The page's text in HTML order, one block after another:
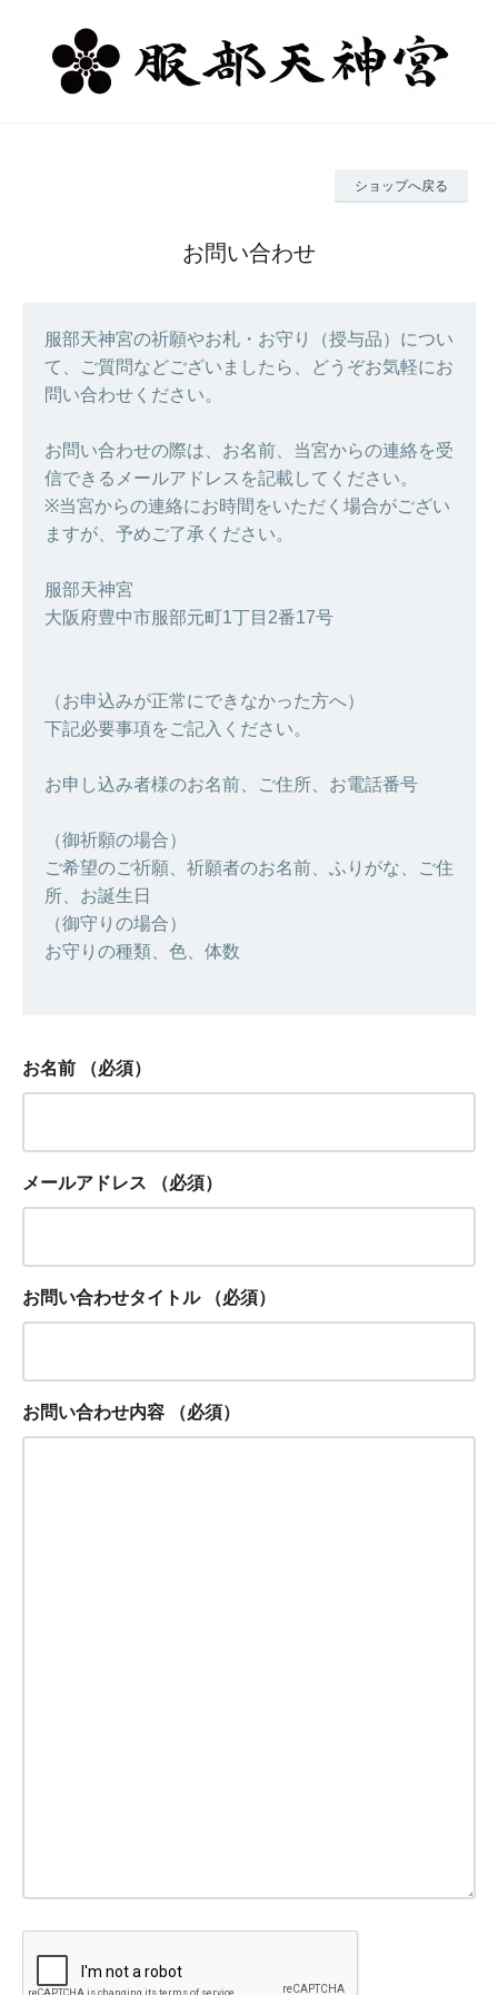
ショップへ戻る
お問い合わせ
服部天神宮の祈願やお札・お守り（授与品）につい
て、ご質問などございましたら、どうぞお気軽にお
問い合わせください。
お問い合わせの際は、お名前、当宮からの連絡を受
信できるメールアドレスを記載してください。
※当宮からの連絡にお時間をいただく場合がござい
ますが、予めご了承ください。
服部天神宮
大阪府豊中市服部元町1丁目2番17号
（お申込みが正常にできなかった方へ）
下記必要事項をご記入ください。
お申し込み者様のお名前、ご住所、お電話番号
（御祈願の場合）
ご希望のご祈願、祈願者のお名前、ふりがな、ご住
所、お誕生日
（御守りの場合）
お守りの種類、色、体数
お名前 （必須）
メールアドレス （必須）
お問い合わせタイトル （必須）
お問い合わせ内容 （必須）